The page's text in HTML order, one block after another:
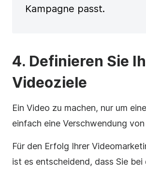
Kampagne passt.
4. Definieren Sie
Videoziele
Ein Video zu machen, nur um
einfach eine Verschwendung von
Für den Erfolg Ihrer
ist es entscheidend, dass Sie bei